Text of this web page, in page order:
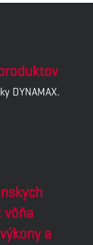
DYNAMAX.
vôňa
a